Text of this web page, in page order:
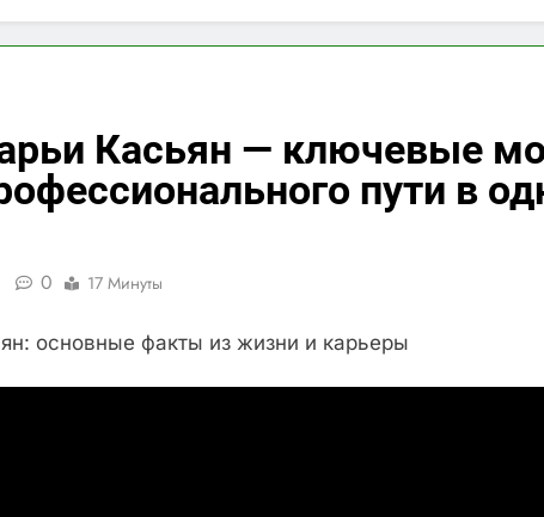
Касьян — ключевые
пути в
0 17 Минуты